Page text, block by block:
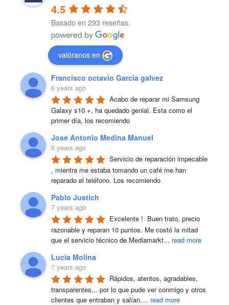
4.5
Basado en 293 reseñas.
valóranos en
Francisco octavio Garcia galvez
6 years ago
Acabo de reparar mi Samsung
Galaxy s10 +, ha quedado genial. Esta como el
primer día, los recomiendo
Jose Antonio Medina Manuel
6 years ago
Servicio de reparación impecable
, mientra me estaba tomando un café me han
reparado el teléfono. Los recomiendo
Pablo Justich
7 years ago
Excelente !  Buen trato, precio
razonable y reparan 10 puntos. Me costó la mitad
que el servicio técnico de Mediamarkt... read more
Lucia Molina
7 years ago
Rápidos, atentos, agradables,
transparentes... por lo que pude ver conmigo y otros
clientes que entraban y salían.... read more